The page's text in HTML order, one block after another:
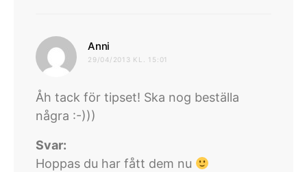
Anni
29/04/2013 KL. 15:01
Åh tack för tipset! Ska nog beställa
några :-)))
Svar:
Hoppas du har fått dem nu